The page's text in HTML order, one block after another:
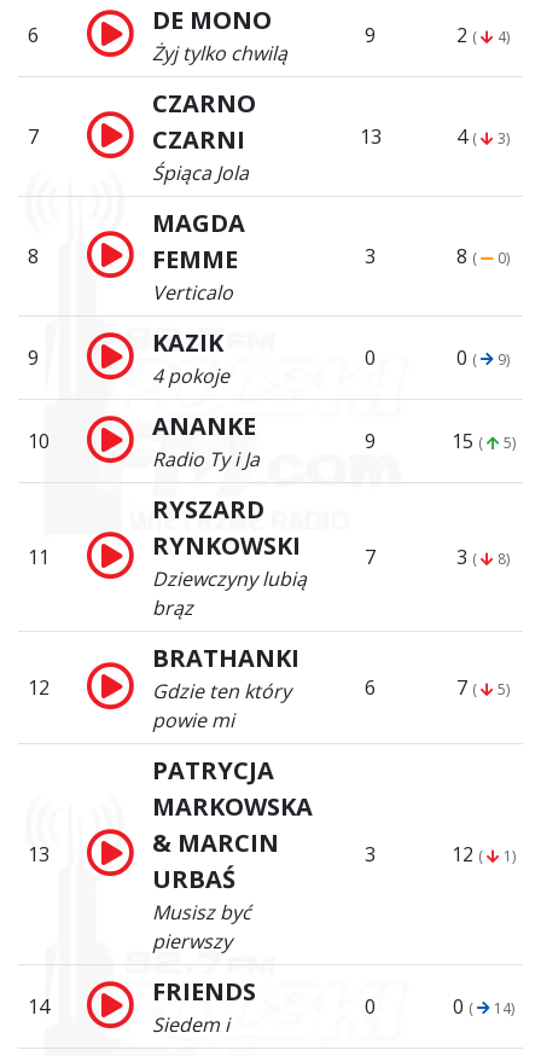
6 DE MONO
Żyj tylko chwilą
9 2 ( 4)
7
CZARNO
CZARNI
Śpiąca Jola
13 4 ( 3)
8
MAGDA
FEMME
Verticalo
3 8 ( 0)
9 KAZIK
4 pokoje
0 0 ( 9)
10 ANANKE
Radio Ty i Ja
9 15 ( 5)
11
RYSZARD
RYNKOWSKI
Dziewczyny lubią
brąz
7 3 ( 8)
12
BRATHANKI
Gdzie ten który
powie mi
6 7 ( 5)
13
PATRYCJA
MARKOWSKA
& MARCIN
URBAŚ
Musisz być
pierwszy
3 12 ( 1)
14 FRIENDS
Siedem i
0 0 ( 14)